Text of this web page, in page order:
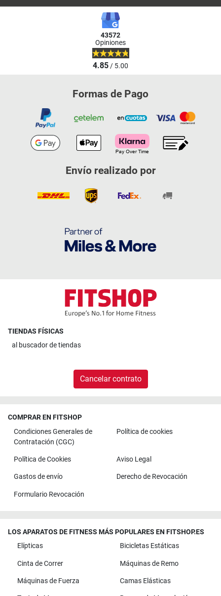
43572
Opiniones
4.85/ 5.00
Formas de Pago
Envío realizado por
TIENDAS FÍSICAS
al buscador de tiendas
Cancelar contrato
COMPRAR EN FITSHOP
Condiciones Generales de
Contratación (CGC)
Política de cookies
Política de Cookies Aviso Legal
Gastos de envío Derecho de Revocación
Formulario Revocación
LOS APARATOS DE FITNESS MÁS POPULARES EN FITSHOP.ES
Elípticas
Bicicletas Estáticas
Cinta de Correr Máquinas de Remo
Máquinas de Fuerza Camas Elásticas